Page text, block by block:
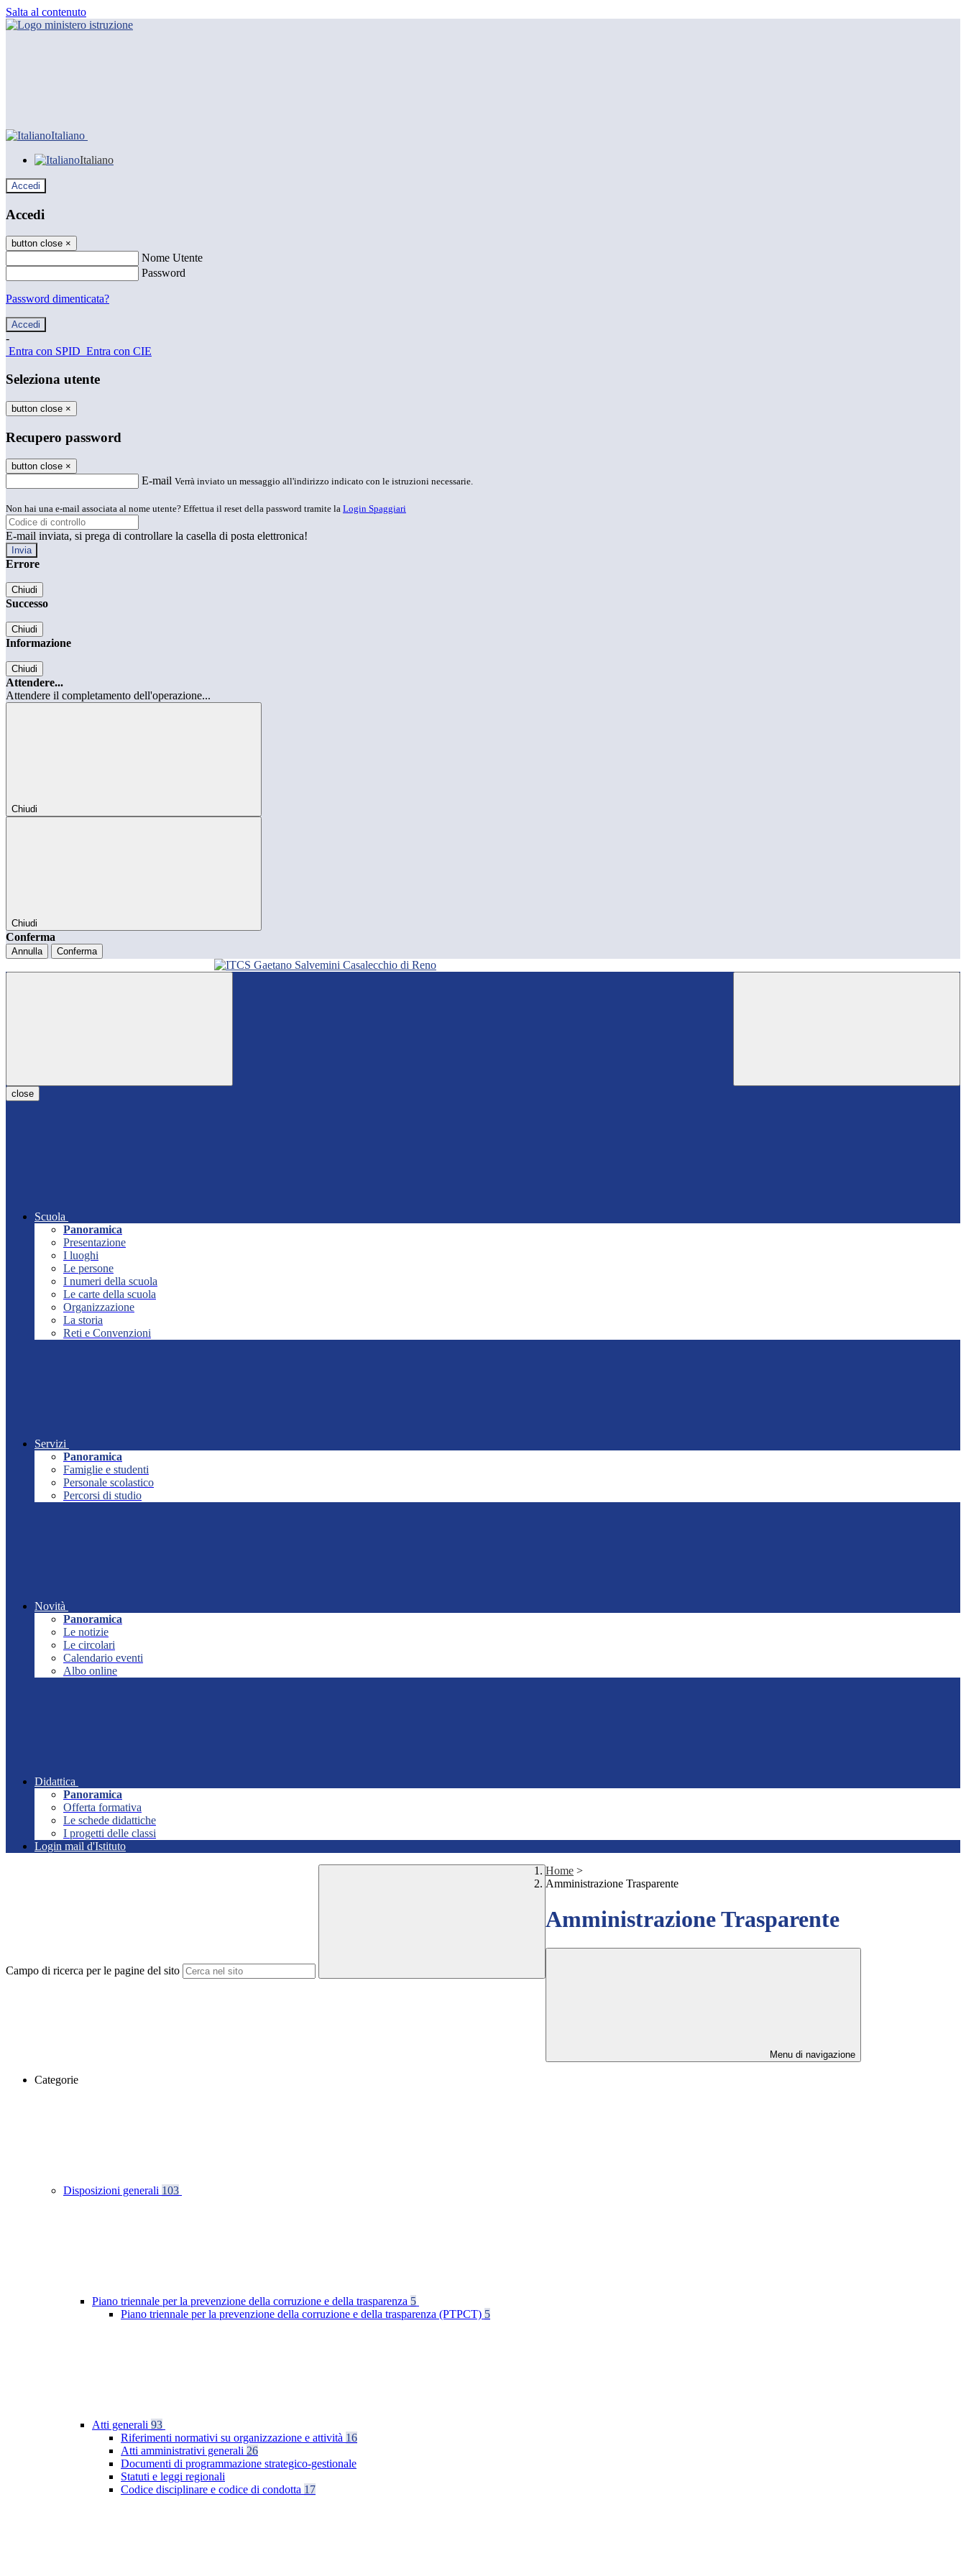
Salta al contenuto
Italiano
Italiano
Accedi
Accedi
button close ×
Nome Utente
Password
Password dimenticata?
-
Entra con SPID Entra con CIE
Seleziona utente
button close ×
Recupero password
button close ×
E-mail Verrà inviato un messaggio all'indirizzo indicato con le istruzioni necessarie.
Non hai una e-mail associata al nome utente? Effettua il reset della password tramite la Login Spaggiari
E-mail inviata, si prega di controllare la casella di posta elettronica!
Errore
Chiudi
Successo
Chiudi
Informazione
Chiudi
Attendere...
Attendere il completamento dell'operazione...
Chiudi
Chiudi
Conferma
Annulla Conferma
close
Scuola
Panoramica
Presentazione
I luoghi
Le persone
I numeri della scuola
Le carte della scuola
Organizzazione
La storia
Reti e Convenzioni
Servizi
Panoramica
Famiglie e studenti
Personale scolastico
Percorsi di studio
Novità
Panoramica
Le notizie
Le circolari
Calendario eventi
Albo online
Didattica
Panoramica
Offerta formativa
Le schede didattiche
I progetti delle classi
Login mail d'Istituto
Campo di ricerca per le pagine del sito
Home >
Amministrazione Trasparente
Amministrazione Trasparente
Menu di navigazione
Categorie
Disposizioni generali 103
Piano triennale per la prevenzione della corruzione e della trasparenza 5
Piano triennale per la prevenzione della corruzione e della trasparenza (PTPCT) 5
Atti generali 93
Riferimenti normativi su organizzazione e attività 16
Atti amministrativi generali 26
Documenti di programmazione strategico-gestionale
Statuti e leggi regionali
Codice disciplinare e codice di condotta 17